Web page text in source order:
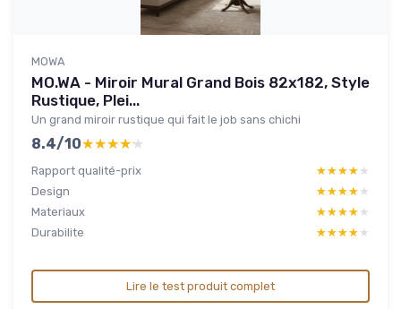
MOWA
MO.WA - Miroir Mural Grand Bois 82x182, Style
Rustique, Plei...
Un grand miroir rustique qui fait le job sans chichi
8.4/10★★★★★
★★★★★
Rapport qualité-prix ★★★★★
★★★★★
Design
★★★★★
★★★★★
Materiaux
★★★★★
★★★★★
Durabilite
★★★★★
★★★★★
Lire le test produit complet